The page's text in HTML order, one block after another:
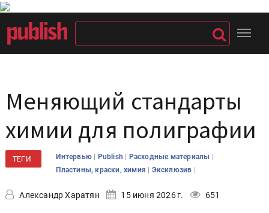
Меняющий стандарты
химии для полиграфии
ТЕГИ Интервью | Publish | Расходные материалы |
Пластины, краски, химия | Эксклюзив |
Александр Харатян 15 июня 2026 г. 651